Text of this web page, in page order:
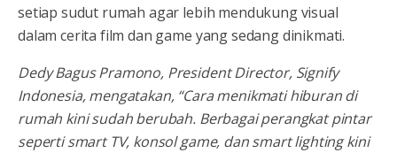
setiap sudut rumah agar lebih mendukung visual
dalam cerita film dan game yang sedang dinikmati.
Dedy Bagus Pramono, President Director, Signify
Indonesia, mengatakan, “Cara menikmati hiburan di
rumah kini sudah berubah. Berbagai perangkat pintar
seperti smart TV, konsol game, dan smart lighting kini